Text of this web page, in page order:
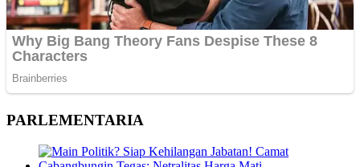
PARLEMENTARIA